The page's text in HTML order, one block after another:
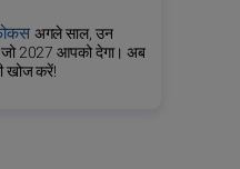
कर्क का राशिफल
अगले साल, उन
2027 आपको देगा। अब
खोज करें!